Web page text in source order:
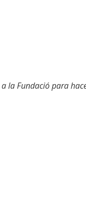
la Fundació para